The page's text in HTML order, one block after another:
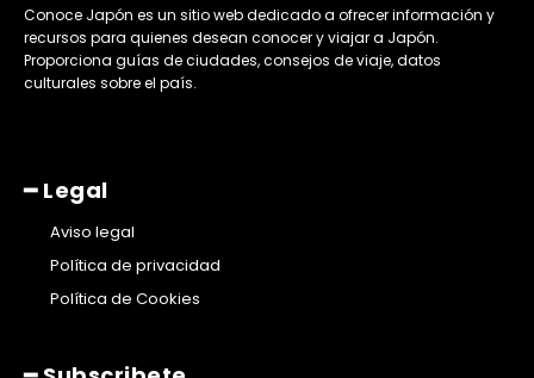
​Conoce Japón es un sitio web dedicado a ofrecer información y
recursos para quienes desean conocer y viajar a Japón.
Proporciona guías de ciudades, consejos de viaje, datos
culturales sobre el país. ​
━ Legal
Aviso legal
Política de privacidad
Política de Cookies